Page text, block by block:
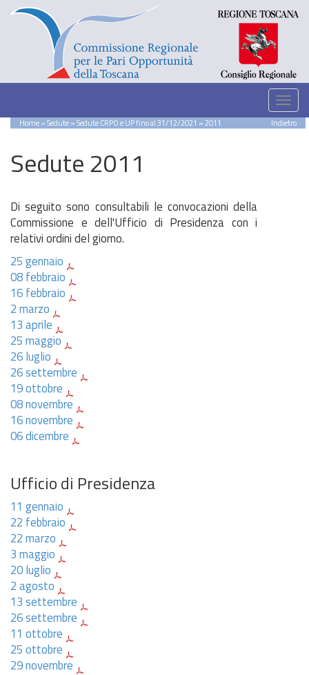
Home»Sedute»Sedute CRPO e UP fino al 31/12/2021 » 2011 Indietro
Sedute 2011
Di seguito sono consultabili le convocazioni della
Commissione e dell'Ufficio di Presidenza con i
relativi ordini del giorno.
25 gennaio
08 febbraio
16 febbraio
2 marzo
13 aprile
25 maggio
26 luglio
26 settembre
19 ottobre
08 novembre
16 novembre
06 dicembre
Ufficio di Presidenza
11 gennaio
22 febbraio
22 marzo
3 maggio
20 luglio
2 agosto
13 settembre
26 settembre
11 ottobre
25 ottobre
29 novembre